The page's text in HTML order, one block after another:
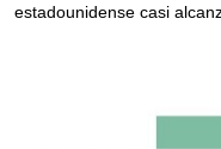
estadounidense casi